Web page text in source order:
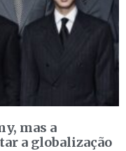
mas a
a globalização